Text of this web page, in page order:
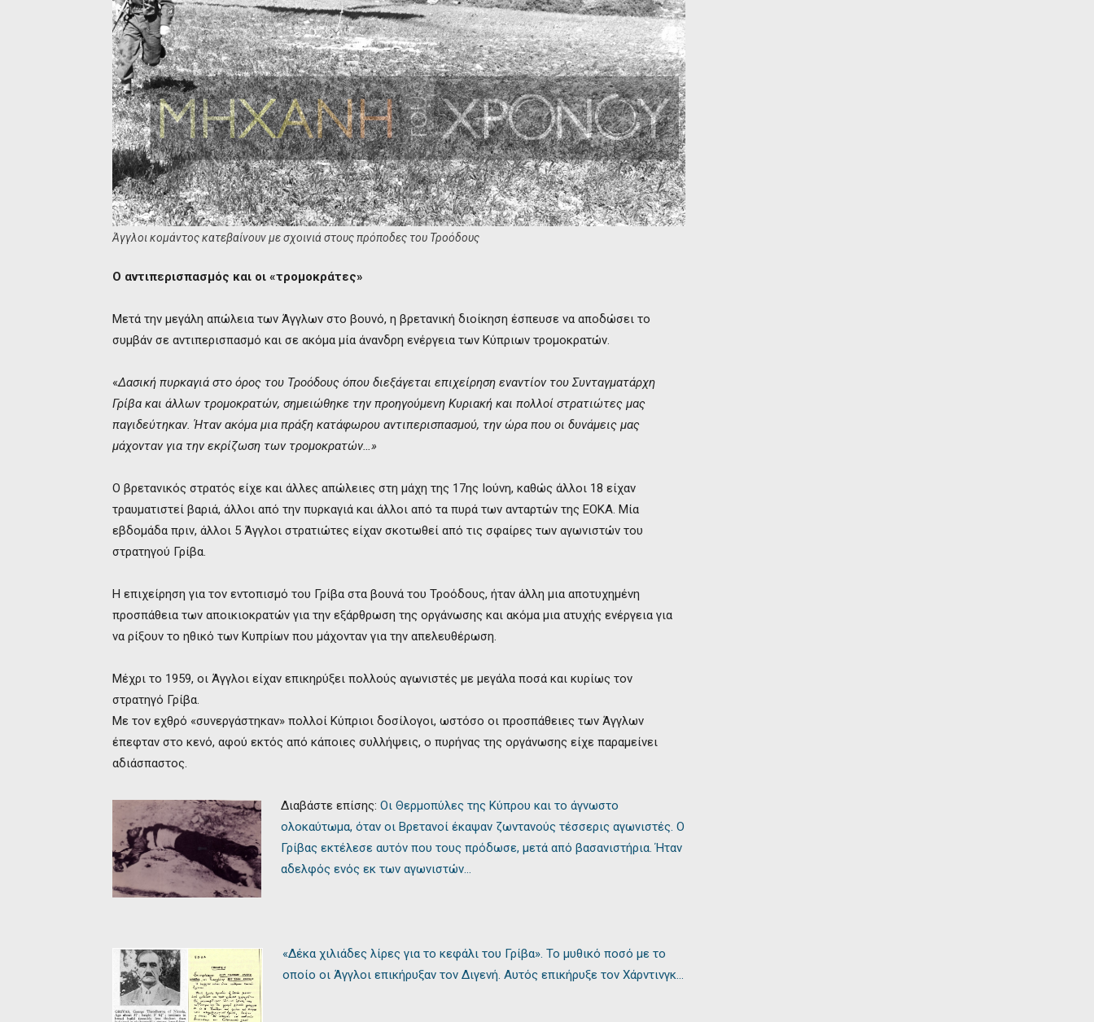
Άγγλοι κομάντος κατεβαίνουν με σχοινιά στους πρόποδες του Τροόδους
Ο αντιπερισπασμός και οι «τρομοκράτες»
Μετά την μεγάλη απώλεια των Άγγλων στο βουνό, η βρετανική διοίκηση έσπευσε να αποδώσει το
συμβάν σε αντιπερισπασμό και σε ακόμα μία άνανδρη ενέργεια των Κύπριων τρομοκρατών.
«Δασική πυρκαγιά στο όρος του Τροόδους όπου διεξάγεται επιχείρηση εναντίον του Συνταγματάρχη
Γρίβα και άλλων τρομοκρατών, σημειώθηκε την προηγούμενη Κυριακή και πολλοί στρατιώτες μας
παγιδεύτηκαν. Ήταν ακόμα μια πράξη κατάφωρου αντιπερισπασμού, την ώρα που οι δυνάμεις μας
μάχονταν για την εκρίζωση των τρομοκρατών…»
Ο βρετανικός στρατός είχε και άλλες απώλειες στη μάχη της 17ης Ιούνη, καθώς άλλοι 18 είχαν
τραυματιστεί βαριά, άλλοι από την πυρκαγιά και άλλοι από τα πυρά των ανταρτών της ΕΟΚΑ. Μία
εβδομάδα πριν, άλλοι 5 Άγγλοι στρατιώτες είχαν σκοτωθεί από τις σφαίρες των αγωνιστών του
στρατηγού Γρίβα.
Η επιχείρηση για τον εντοπισμό του Γρίβα στα βουνά του Τροόδους, ήταν άλλη μια αποτυχημένη
προσπάθεια των αποικιοκρατών για την εξάρθρωση της οργάνωσης και ακόμα μια ατυχής ενέργεια για
να ρίξουν το ηθικό των Κυπρίων που μάχονταν για την απελευθέρωση.
Μέχρι το 1959, οι Άγγλοι είχαν επικηρύξει πολλούς αγωνιστές με μεγάλα ποσά και κυρίως τον
στρατηγό Γρίβα.
Με τον εχθρό «συνεργάστηκαν» πολλοί Κύπριοι δοσίλογοι, ωστόσο οι προσπάθειες των Άγγλων
έπεφταν στο κενό, αφού εκτός από κάποιες συλλήψεις, ο πυρήνας της οργάνωσης είχε παραμείνει
αδιάσπαστος.
Διαβάστε επίσης: Οι Θερμοπύλες της Κύπρου και το άγνωστο
ολοκαύτωμα, όταν οι Βρετανοί έκαψαν ζωντανούς τέσσερις αγωνιστές. Ο
Γρίβας εκτέλεσε αυτόν που τους πρόδωσε, μετά από βασανιστήρια. Ήταν
αδελφός ενός εκ των αγωνιστών…
«Δέκα χιλιάδες λίρες για το κεφάλι του Γρίβα». Το μυθικό ποσό με το
οποίο οι Άγγλοι επικήρυξαν τον Διγενή. Αυτός επικήρυξε τον Χάρντινγκ…